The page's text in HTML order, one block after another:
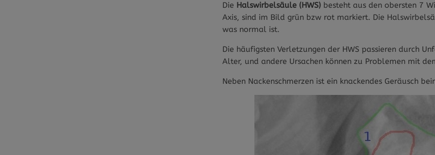
Die Halswirbelsäule (HWS) besteht aus den obersten 7
Axis, sind im Bild grün bzw rot markiert. Die
was normal ist.
Die häufigsten Verletzungen der HWS passieren durch
Alter, und andere Ursachen können zu Problemen mit
Neben Nackenschmerzen ist ein knackendes Geräusch